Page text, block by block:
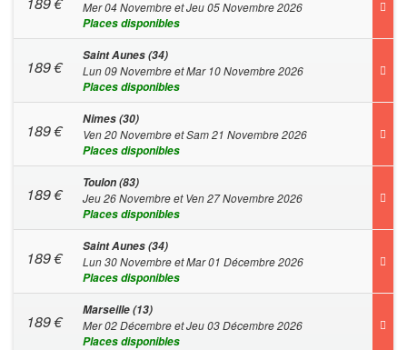
Mer 04 Novembre et Jeu 05 Novembre 2026
Places disponibles
189€
Saint Aunes (34)
Lun 09 Novembre et Mar 10 Novembre 2026
Places disponibles
189€
Nimes (30)
Ven 20 Novembre et Sam 21 Novembre 2026
Places disponibles
189€
Toulon (83)
Jeu 26 Novembre et Ven 27 Novembre 2026
Places disponibles
189€
Saint Aunes (34)
Lun 30 Novembre et Mar 01 Décembre 2026
Places disponibles
189€
Marseille (13)
Mer 02 Décembre et Jeu 03 Décembre 2026
Places disponibles